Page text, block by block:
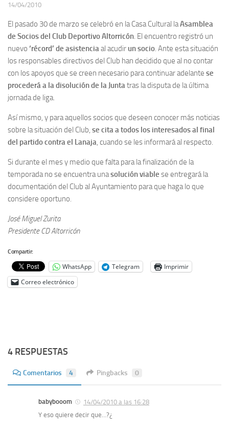
14/04/2010
El pasado 30 de marzo se celebró en la Casa Cultural laAsamblea
de Socios del Club Deportivo Altorricón. El encuentro registró un
nuevo ‘récord’ de asistenciaal acudir un socio. Ante esta situación
los responsables directivos del Club han decidido que al no contar
con los apoyos que se creen necesario para continuar adelante se
procederáa la disolución de la Juntatras la disputa de la última
jornada de liga.
Así mismo, y para aquellos socios que deseen conocer más noticias
sobre la situación del Club, se cita a todos los interesados al final
del partido contra el Lanaja, cuando se les informará al respecto.
Si durante el mes y medio que falta para la finalización de la
temporada no se encuentra unasolución viable se entregará la
documentación del Club al Ayuntamiento para que haga lo que
considere oportuno.
José Miguel Zurita
Presidente CD Altorricón
Compartir:
WhatsApp Telegram
Imprimir
Correo electrónico
4 RESPUESTAS
Comentarios 4 Pingbacks 0
babybooom
14/04/2010 a las 16:28
Y eso quiere decir que…?¿